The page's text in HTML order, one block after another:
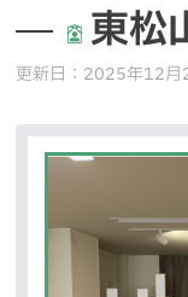
東松
更新日： 2025年12月